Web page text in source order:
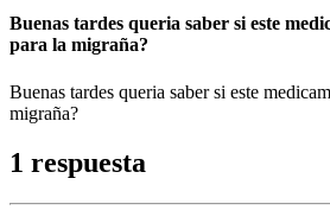
Buenas tardes queria saber si este
para la migraña?
Buenas tardes queria saber si este
migraña?
1 respuesta